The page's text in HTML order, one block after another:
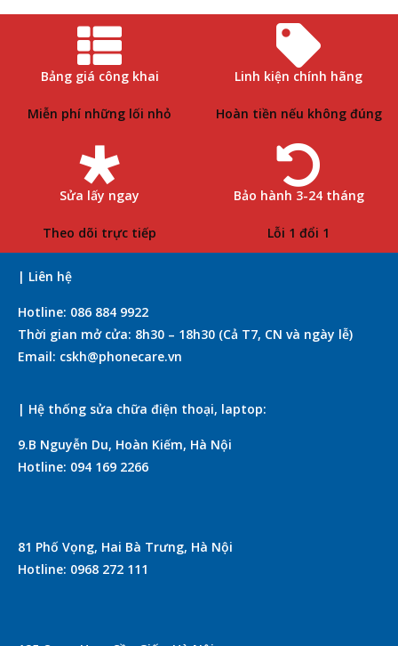
Bảng giá công khai
Miễn phí những lối nhỏ
Linh kiện chính hãng
Hoàn tiền nếu không đúng
Sửa lấy ngay
Theo dõi trực tiếp
Bảo hành 3-24 tháng
Lỗi 1 đổi 1
| Liên hệ
Hotline: 086 884 9922
Thời gian mở cửa: 8h30 – 18h30 (Cả T7, CN và ngày lễ)
Email: cskh@phonecare.vn
| Hệ thống sửa chữa điện thoại, laptop:
9.B Nguyễn Du, Hoàn Kiếm, Hà Nội
Hotline: 094 169 2266
81 Phố Vọng, Hai Bà Trưng, Hà Nội
Hotline: 0968 272 111